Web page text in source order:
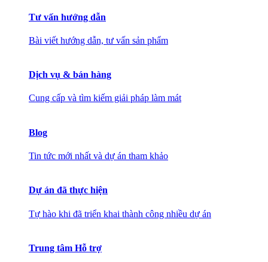
Tư vấn hướng dẫn
Bài viết hướng dẫn, tư vấn sản phẩm
Dịch vụ & bán hàng
Cung cấp và tìm kiếm giải pháp làm mát
Blog
Tin tức mới nhất và dự án tham khảo
Dự án đã thực hiện
Tự hào khi đã triển khai thành công nhiều dự án
Trung tâm Hỗ trợ